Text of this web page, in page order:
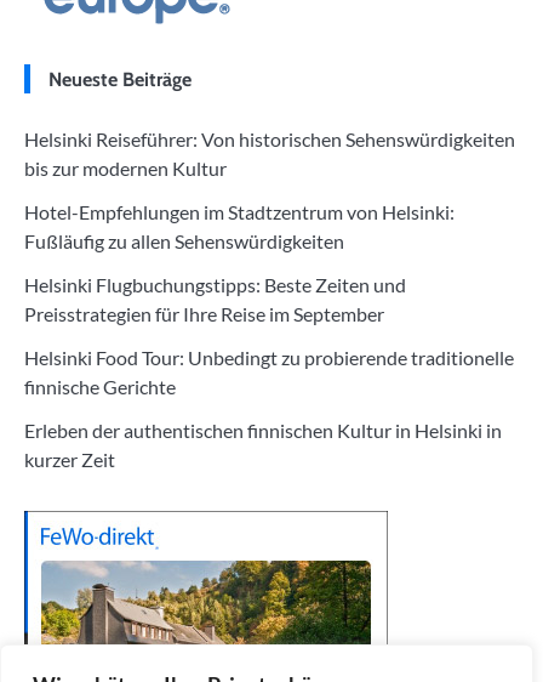
Neueste Beiträge
Helsinki Reiseführer: Von historischen Sehenswürdigkeiten
bis zur modernen Kultur
Hotel-Empfehlungen im Stadtzentrum von Helsinki:
Fußläufig zu allen Sehenswürdigkeiten
Helsinki Flugbuchungstipps: Beste Zeiten und
Preisstrategien für Ihre Reise im September
Helsinki Food Tour: Unbedingt zu probierende traditionelle
finnische Gerichte
Erleben der authentischen finnischen Kultur in Helsinki in
kurzer Zeit